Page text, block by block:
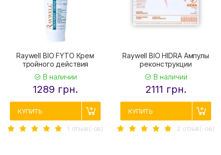
Raywell BIO FYTO Крем
тройного действия
В наличии
1289 грн.
КУПИТЬ
1 отзыв(-ов)
Raywell BIO HIDRA Ампулы
реконструкции
В наличии
2111 грн.
КУПИТЬ
2 отзыв(-ов)